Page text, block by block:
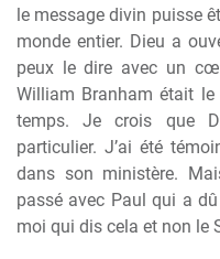
le message divin puisse
monde entier. Dieu a
peux le dire avec un
William Branham était
temps. Je crois que
particulier. J’ai été
dans son ministère.
passé avec Paul qui a
moi qui dis cela et non le